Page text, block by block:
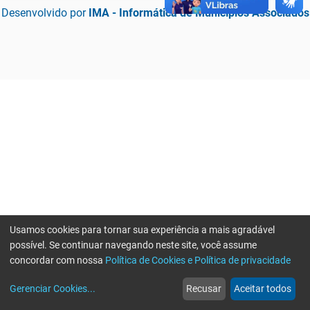
Desenvolvido por IMA - Informática de Municípios Associados
web
Notícias
more_horiz
Mais
Usamos cookies para tornar sua experiência a mais agradável
possível. Se continuar navegando neste site, você assume
concordar com nossa Política de Cookies e Política de privacidade
Gerenciar Cookies... Recusar Aceitar todos
Erro ao enviar informações, por favor tente novamente